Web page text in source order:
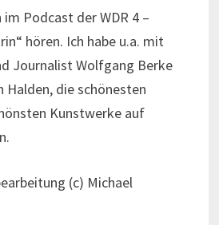
Podcast der WDR 4 –
hören. Ich habe u.a. mit
Journalist Wolfgang Berke
Halden, die schönesten
Kunstwerke auf
(c) Michael